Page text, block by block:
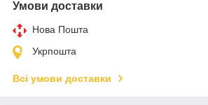
Умови доставки
Нова Пошта
Укрпошта
Всі умови доставки